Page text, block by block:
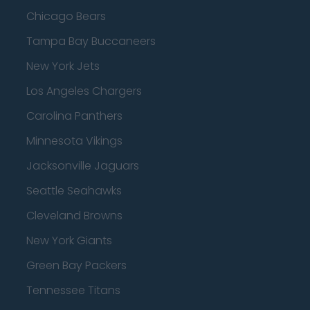
Chicago Bears
Tampa Bay Buccaneers
New York Jets
Los Angeles Chargers
Carolina Panthers
Minnesota Vikings
Jacksonville Jaguars
Seattle Seahawks
Cleveland Browns
New York Giants
Green Bay Packers
Tennessee Titans